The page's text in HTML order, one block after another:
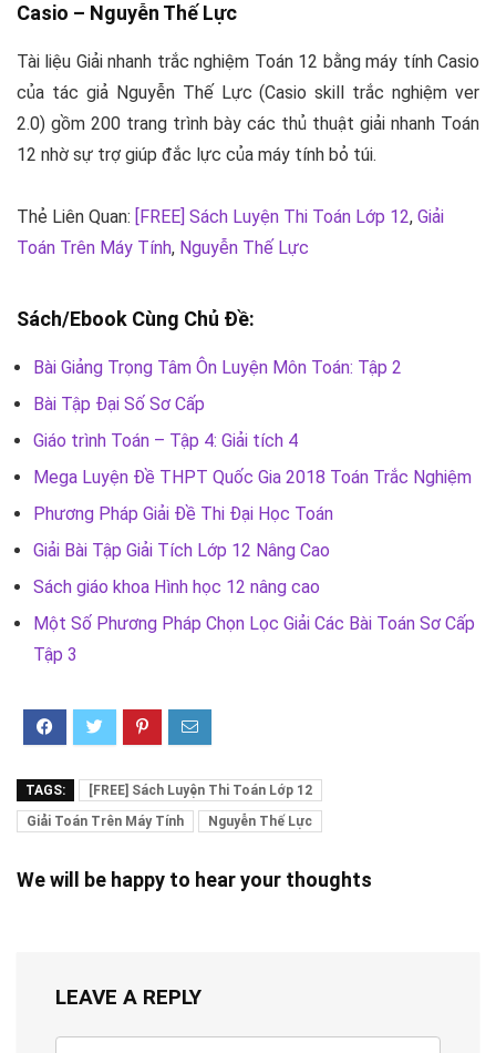
Casio – Nguyễn Thế Lực
Tài liệu Giải nhanh trắc nghiệm Toán 12 bằng máy tính Casio
của tác giả Nguyễn Thế Lực (Casio skill trắc nghiệm ver
2.0) gồm 200 trang trình bày các thủ thuật giải nhanh Toán
12 nhờ sự trợ giúp đắc lực của máy tính bỏ túi.
Thẻ Liên Quan: [FREE] Sách Luyện Thi Toán Lớp 12, Giải
Toán Trên Máy Tính, Nguyễn Thế Lực
Sách/Ebook Cùng Chủ Đề:
Bài Giảng Trọng Tâm Ôn Luyện Môn Toán: Tập 2
Bài Tập Đại Số Sơ Cấp
Giáo trình Toán – Tập 4: Giải tích 4
Mega Luyện Đề THPT Quốc Gia 2018 Toán Trắc Nghiệm
Phương Pháp Giải Đề Thi Đại Học Toán
Giải Bài Tập Giải Tích Lớp 12 Nâng Cao
Sách giáo khoa Hình học 12 nâng cao
Một Số Phương Pháp Chọn Lọc Giải Các Bài Toán Sơ Cấp
Tập 3
TAGS:
[FREE] Sách Luyện Thi Toán Lớp 12
Giải Toán Trên Máy Tính
Nguyễn Thế Lực
We will be happy to hear your thoughts
LEAVE A REPLY